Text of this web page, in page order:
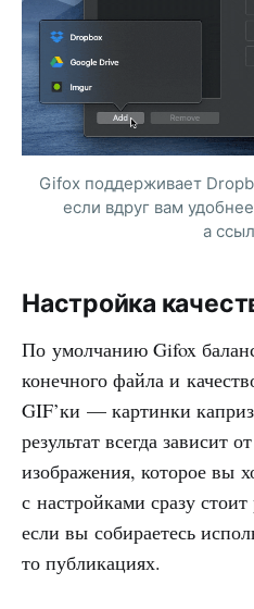
Gifox поддерживает
если вдруг вам
а
Настройка
По умолчанию Gifox
конечного файла и
GIF’ки — картинки
результат всегда зависит
изображения, которое вы
с настройками сразу
если вы собираетесь
то публикациях.